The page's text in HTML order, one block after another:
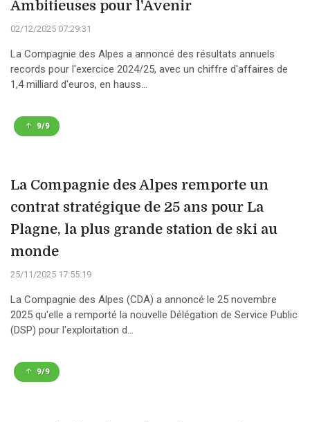
Ambitieuses pour l'Avenir
02/12/2025 07:29:31
La Compagnie des Alpes a annoncé des résultats annuels
records pour l'exercice 2024/25, avec un chiffre d'affaires de
1,4 milliard d'euros, en hauss...
9/9
La Compagnie des Alpes remporte un
contrat stratégique de 25 ans pour La
Plagne, la plus grande station de ski au
monde
25/11/2025 17:55:19
La Compagnie des Alpes (CDA) a annoncé le 25 novembre
2025 qu'elle a remporté la nouvelle Délégation de Service Public
(DSP) pour l'exploitation d...
9/9